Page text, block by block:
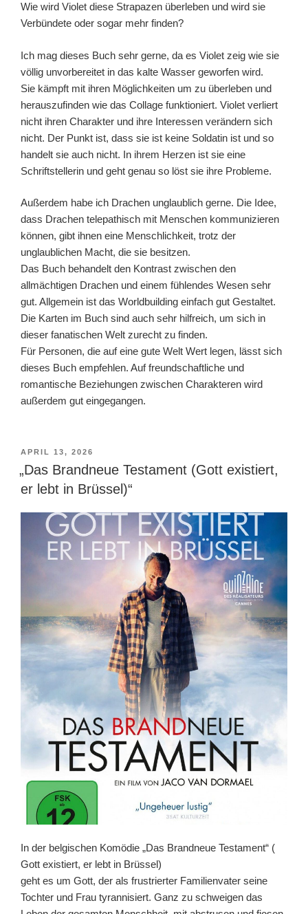
Wie wird Violet diese Strapazen überleben und wird sie
Verbündete oder sogar mehr finden?
Ich mag dieses Buch sehr gerne, da es Violet zeig wie sie
völlig unvorbereitet in das kalte Wasser geworfen wird.
Sie kämpft mit ihren Möglichkeiten um zu überleben und
herauszufinden wie das Collage funktioniert. Violet verliert
nicht ihren Charakter und ihre Interessen verändern sich
nicht. Der Punkt ist, dass sie ist keine Soldatin ist und so
handelt sie auch nicht. In ihrem Herzen ist sie eine
Schriftstellerin und geht genau so löst sie ihre Probleme.
Außerdem habe ich Drachen unglaublich gerne. Die Idee,
dass Drachen telepathisch mit Menschen kommunizieren
können, gibt ihnen eine Menschlichkeit, trotz der
unglaublichen Macht, die sie besitzen.
Das Buch behandelt den Kontrast zwischen den
allmächtigen Drachen und einem fühlendes Wesen sehr
gut. Allgemein ist das Worldbuilding einfach gut Gestaltet.
Die Karten im Buch sind auch sehr hilfreich, um sich in
dieser fanatischen Welt zurecht zu finden.
Für Personen, die auf eine gute Welt Wert legen, lässt sich
dieses Buch empfehlen. Auf freundschaftliche und
romantische Beziehungen zwischen Charakteren wird
außerdem gut eingegangen.
VERÖFFENTLICHT
AM
APRIL 13, 2026
„Das Brandneue Testament (Gott existiert,
er lebt in Brüssel)“
In der belgischen Komödie „Das Brandneue Testament“ (
Gott existiert, er lebt in Brüssel)
geht es um Gott, der als frustrierter Familienvater seine
Tochter und Frau tyrannisiert. Ganz zu schweigen das